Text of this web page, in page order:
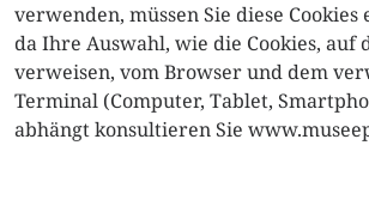
verwenden, müssen Sie diese
da Ihre Auswahl, wie die Cookies, auf
verweisen, vom Browser und dem
Terminal (Computer, Tablet,
abhängt konsultieren Sie